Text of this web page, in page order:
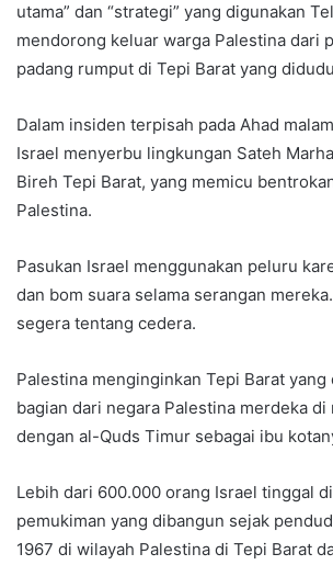
utama” dan “strategi” yang digunakan
mendorong keluar warga Palestina dari
padang rumput di Tepi Barat yang
Dalam insiden terpisah pada Ahad
Israel menyerbu lingkungan Sateh
Bireh Tepi Barat, yang memicu
Palestina.
Pasukan Israel menggunakan peluru
dan bom suara selama serangan
segera tentang cedera.
Palestina menginginkan Tepi Barat
bagian dari negara Palestina merdeka di
dengan al-Quds Timur sebagai ibu
Lebih dari 600.000 orang Israel tinggal
pemukiman yang dibangun sejak
1967 di wilayah Palestina di Tepi Barat